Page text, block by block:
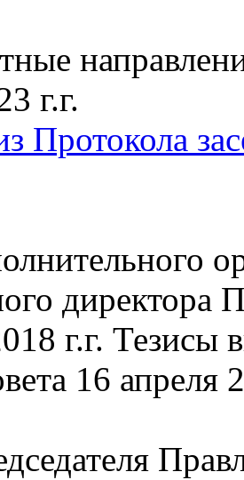
г.г.
Протокола
директора
г.г. Тезисы
16 апреля